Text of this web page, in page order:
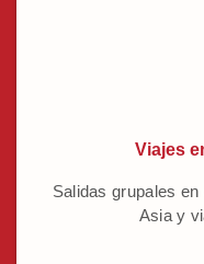
Viajes
Salidas grupales
Asia y